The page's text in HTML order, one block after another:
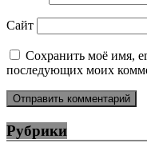
Сайт
Сохранить моё имя,
последующих моих
Рубрики